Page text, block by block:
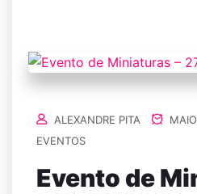
ALEXANDRE PITA
EVENTOS
Evento de